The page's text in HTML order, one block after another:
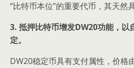
“比特币本位”的重要代币，其天然
3. 抵押比特币增发DW20功能，以
定。
DW20稳定币具有支付属性，价格